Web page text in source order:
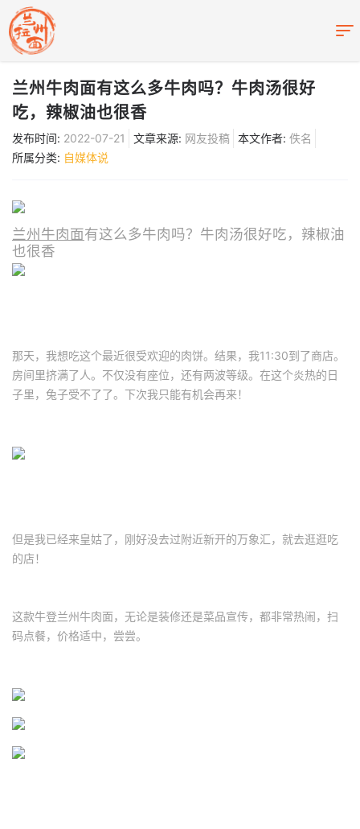
兰州牛肉面有这么多牛肉吗？牛肉汤很好
吃，辣椒油也很香
发布时间: 2022-07-21 文章来源: 网友投稿 本文作者: 佚名
所属分类: 自媒体说
兰州牛肉面有这么多牛肉吗？牛肉汤很好吃，辣椒油
也很香
那天，我想吃这个最近很受欢迎的肉饼。结果，我11:30到了商店。
房间里挤满了人。不仅没有座位，还有两波等级。在这个炎热的日
子里，兔子受不了了。下次我只能有机会再来！
但是我已经来皇姑了，刚好没去过附近新开的万象汇，就去逛逛吃
的店！
这款牛登兰州牛肉面，无论是装修还是菜品宣传，都非常热闹，扫
码点餐，价格适中，尝尝。